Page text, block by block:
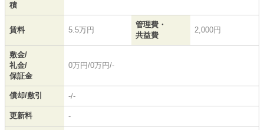
積
賃料 5.5万円
管理費・
共益費
2,000円
敷金/
礼金/
保証金
0万円/0万円/-
償却/敷引 -/-
更新料 -